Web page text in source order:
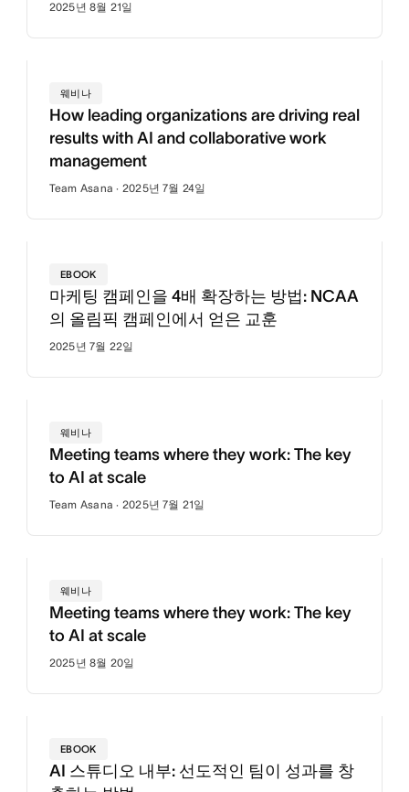
2025년 8월 21일
웨비나
How leading organizations are driving real
results with AI and collaborative work
management
Team Asana · 2025년 7월 24일
EBOOK
마케팅 캠페인을 4배 확장하는 방법: NCAA
의 올림픽 캠페인에서 얻은 교훈
2025년 7월 22일
웨비나
Meeting teams where they work: The key
to AI at scale
Team Asana · 2025년 7월 21일
웨비나
Meeting teams where they work: The key
to AI at scale
2025년 8월 20일
EBOOK
AI 스튜디오 내부: 선도적인 팀이 성과를 창